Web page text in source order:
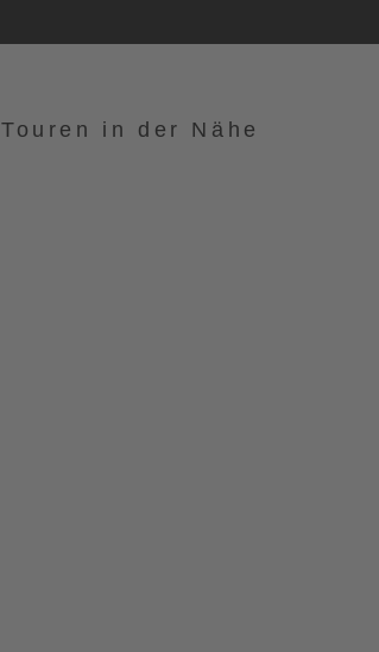
Touren in der Nähe